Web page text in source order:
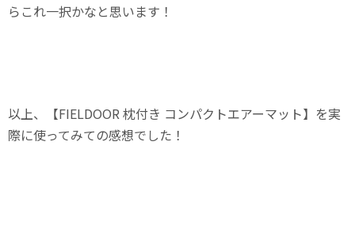
らこれ一択かなと思います！
以上、【FIELDOOR 枕付き コンパクトエアーマット】を実
際に使ってみての感想でした！